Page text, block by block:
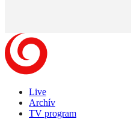
Live
Archív
TV program